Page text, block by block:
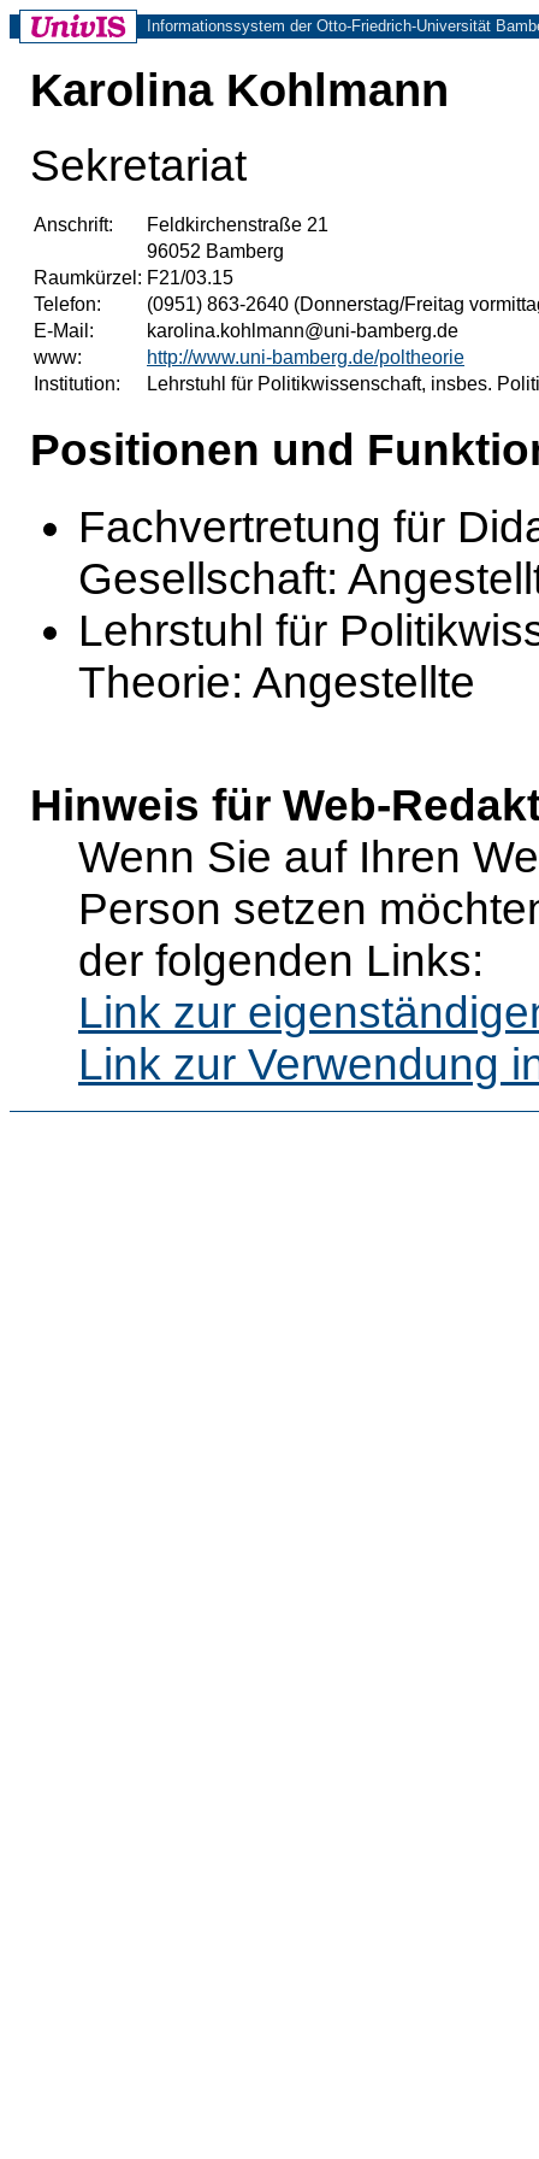
Informationssystem der Otto-Friedrich-Universität
Karolina Kohlmann
Sekretariat
Anschrift:
Feldkirchenstraße 21
96052 Bamberg
Raumkürzel: F21/03.15
Telefon:
(0951) 863-2640 (Donnerstag/Freitag
E-Mail:
karolina.kohlmann@uni-bamberg.de
www:
http://www.uni-bamberg.de/poltheorie
Institution:
Lehrstuhl für Politikwissenschaft, insbes.
Positionen und
Fachvertretung für
Gesellschaft:
Lehrstuhl für
Theorie: Angestellte
Hinweis für Web-
Wenn Sie auf Ihren
Person setzen
der folgenden Links:
Link zur
Link zur Verwendung